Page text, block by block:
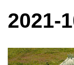
2021-